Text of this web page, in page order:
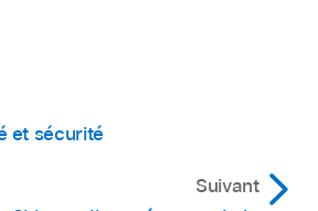
et sécurité
Suivant